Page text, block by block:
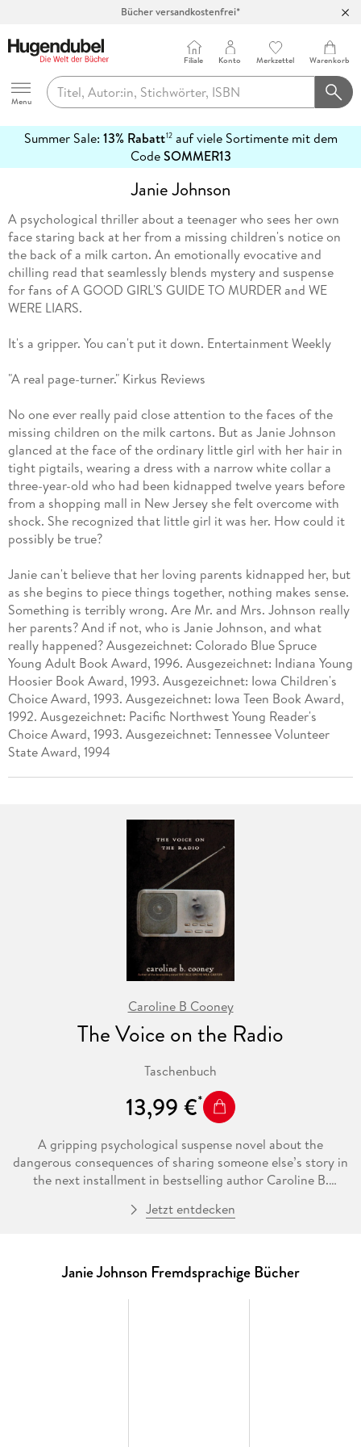
Bücher versandkostenfrei*
Abholung in über 100 Filialen
Hugendubel
Menu
Filiale Konto Merkzettel Warenkorb
Summer Sale: 13% Rabatt12auf viele Sortimente mit dem
CodeSOMMER13
erfahren
Janie Johnson
A psychological thriller about a teenager who sees her own
face staring back at her from a missing children's notice on
the back of a milk carton. An emotionally evocative and
chilling read that seamlessly blends mystery and suspense
for fans of A GOOD GIRL'S GUIDE TO MURDER and WE
WERE LIARS.
It's a gripper. You can't put it down. Entertainment Weekly
"A real page-turner." Kirkus Reviews
No one ever really paid close attention to the faces of the
missing children on the milk cartons. But as Janie Johnson
glanced at the face of the ordinary little girl with her hair in
tight pigtails, wearing a dress with a narrow white collar a
three-year-old who had been kidnapped twelve years before
from a shopping mall in New Jersey she felt overcome with
shock. She recognized that little girl it was her. How could it
possibly be true?
Janie can't believe that her loving parents kidnapped her, but
as she begins to piece things together, nothing makes sense.
Something is terribly wrong. Are Mr. and Mrs. Johnson really
her parents? And if not, who is Janie Johnson, and what
really happened? Ausgezeichnet: Colorado Blue Spruce
Young Adult Book Award, 1996. Ausgezeichnet: Indiana Young
Hoosier Book Award, 1993. Ausgezeichnet: Iowa Children's
Choice Award, 1993. Ausgezeichnet: Iowa Teen Book Award,
1992. Ausgezeichnet: Pacific Northwest Young Reader's
Choice Award, 1993. Ausgezeichnet: Tennessee Volunteer
State Award, 1994
Caroline B Cooney
The Voice on the Radio
Taschenbuch
13,99 €
A gripping psychological suspense novel about the
dangerous consequences of sharing someone else’s story in
the next installment in bestselling author Caroline B.
who raised her and the family she was stolen from, Janie is
still struggling to figure out where she belongs. The one
thing keeping her grounded is her relationship with Reeve,
Jetzt entdecken
Janie Johnson Fremdsprachige Bücher